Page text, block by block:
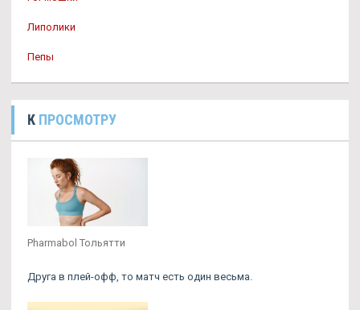
Липолики
Пепы
К ПРОСМОТРУ
Pharmabol Тольятти
Друга в плей-офф, то матч есть один весьма.